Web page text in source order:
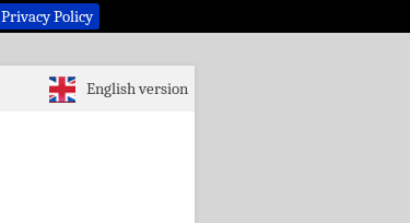
Privacy Policy
English version